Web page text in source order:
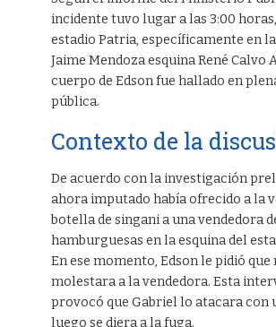
incidente tuvo lugar a las 3:00
estadio Patria, específicamente en
Jaime Mendoza esquina René Calvo
cuerpo de Edson fue hallado en
pública.
Contexto de la
De acuerdo con la investigación
ahora imputado había ofrecido a la
botella de singani a una vendedora
hamburguesas en la esquina del
En ese momento, Edson le pidió que
molestara a la vendedora. Esta
provocó que Gabriel lo atacara con
luego se diera a la fuga.